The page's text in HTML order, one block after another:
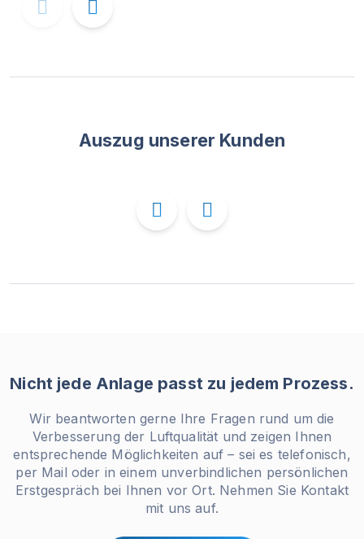
Auszug unserer Kunden
Nicht jede Anlage passt zu jedem Prozess.
Wir beantworten gerne Ihre Fragen rund um die
Verbesserung der Luftqualität und zeigen Ihnen
entsprechende Möglichkeiten auf – sei es telefonisch,
per Mail oder in einem unverbindlichen persönlichen
Erstgespräch bei Ihnen vor Ort. Nehmen Sie Kontakt
mit uns auf.